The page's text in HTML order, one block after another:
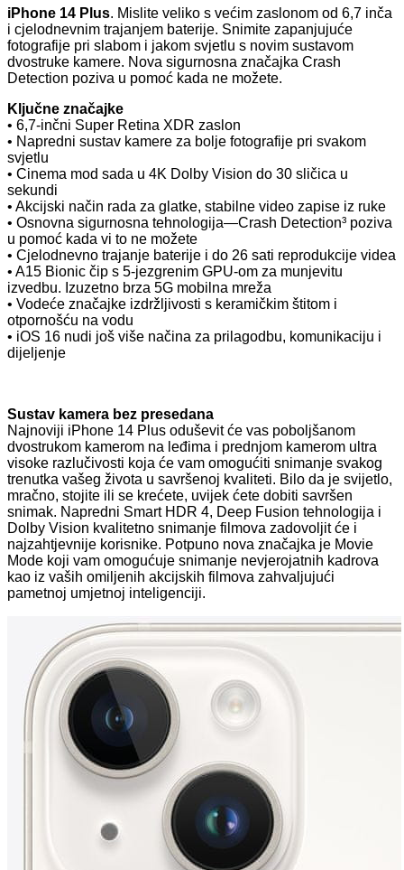
iPhone 14 Plus. Mislite veliko s većim zaslonom od 6,7 inča
i cjelodnevnim trajanjem baterije. Snimite zapanjujuće
fotografije pri slabom i jakom svjetlu s novim sustavom
dvostruke kamere. Nova sigurnosna značajka Crash
Detection poziva u pomoć kada ne možete.
Ključne značajke
• 6,7-inčni Super Retina XDR zaslon
• Napredni sustav kamere za bolje fotografije pri svakom
svjetlu
• Cinema mod sada u 4K Dolby Vision do 30 sličica u
sekundi
• Akcijski način rada za glatke, stabilne video zapise iz ruke
• Osnovna sigurnosna tehnologija—Crash Detection³ poziva
u pomoć kada vi to ne možete
• Cjelodnevno trajanje baterije i do 26 sati reprodukcije videa
• A15 Bionic čip s 5-jezgrenim GPU-om za munjevitu
izvedbu. Izuzetno brza 5G mobilna mreža
• Vodeće značajke izdržljivosti s keramičkim štitom i
otpornošću na vodu
• iOS 16 nudi još više načina za prilagodbu, komunikaciju i
dijeljenje
Sustav kamera bez presedana
Najnoviji iPhone 14 Plus oduševit će vas poboljšanom
dvostrukom kamerom na leđima i prednjom kamerom ultra
visoke razlučivosti koja će vam omogućiti snimanje svakog
trenutka vašeg života u savršenoj kvaliteti. Bilo da je svijetlo,
mračno, stojite ili se krećete, uvijek ćete dobiti savršen
snimak. Napredni Smart HDR 4, Deep Fusion tehnologija i
Dolby Vision kvalitetno snimanje filmova zadovoljit će i
najzahtjevnije korisnike. Potpuno nova značajka je Movie
Mode koji vam omogućuje snimanje nevjerojatnih kadrova
kao iz vaših omiljenih akcijskih filmova zahvaljujući
pametnoj umjetnoj inteligenciji.